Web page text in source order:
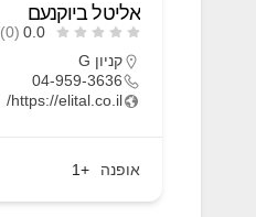
אליטל ביוקנעם
0.0
(0)
קניון G
04-959-3636
https://elital.co.il/
אופנה +1